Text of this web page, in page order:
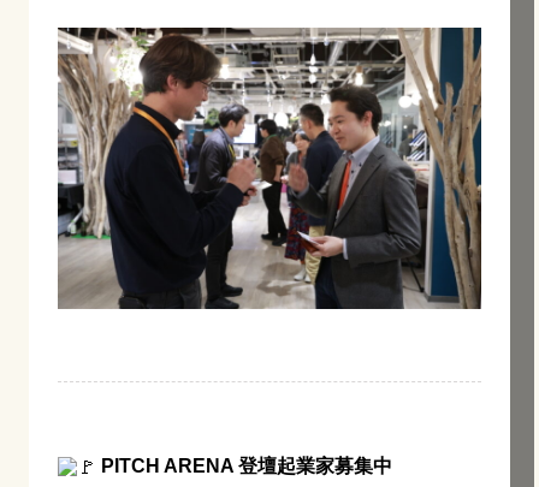
PITCH ARENA 登壇起業家募集中